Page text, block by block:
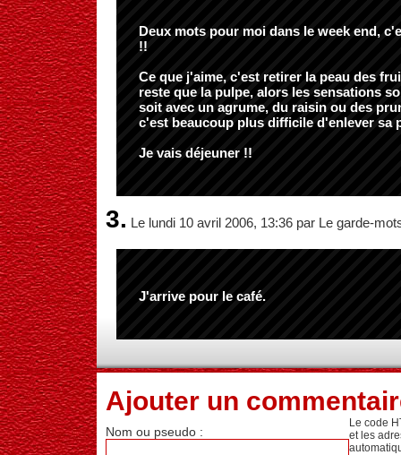
Deux mots pour moi dans le week end,
!!
Ce que j'aime, c'est retirer la peau des
reste que la pulpe, alors les sensations
soit avec un agrume, du raisin ou des
c'est beaucoup plus difficile d'enlever sa
Je vais déjeuner !!
3. Le lundi 10 avril 2006, 13:36 par Le garde-
J'arrive pour le café.
Ajouter un
Nom ou pseudo :
Le code
et les